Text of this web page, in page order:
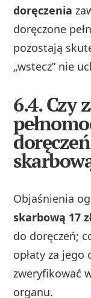
doręczenia
doręczone
pozostają
„wstecz” nie
6.4. Czy
Objaśnienia
skarbową 17
do doręczeń;
opłaty za jego
zweryfikować
organu.